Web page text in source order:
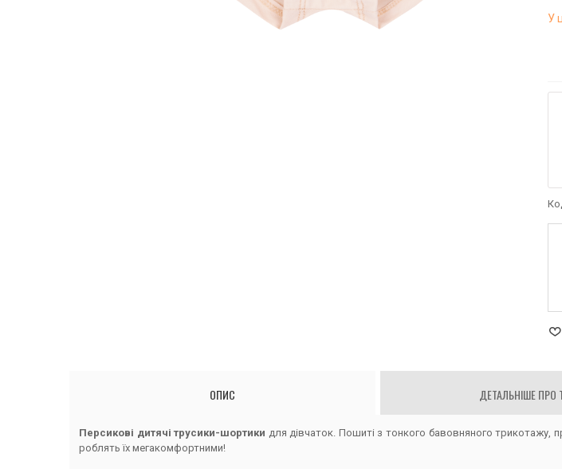
У
ОПИС ДЕТАЛЬНІШЕ ПРО
Персикові дитячі трусики-шортики для дівчаток. Пошиті з тонкого бавовняного трикотажу,
роблять їх мегакомфортними!